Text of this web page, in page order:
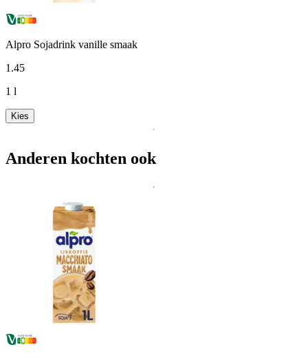
Alpro Sojadrink vanille smaak
1 .45
1 l
Kies
Anderen kochten ook